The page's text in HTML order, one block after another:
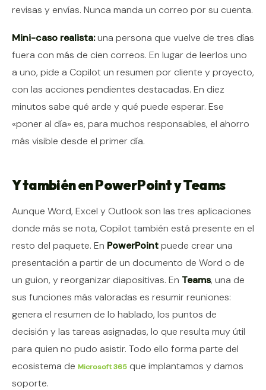
revisas y envías. Nunca manda un correo por su cuenta.
Mini-caso realista:una persona que vuelve de tres días
fuera con más de cien correos. En lugar de leerlos uno
a uno, pide a Copilot un resumen por cliente y proyecto,
con las acciones pendientes destacadas. En diez
minutos sabe qué arde y qué puede esperar. Ese
«poner al día» es, para muchos responsables, el ahorro
más visible desde el primer día.
Y también en PowerPoint y Teams
Aunque Word, Excel y Outlook son las tres aplicaciones
donde más se nota, Copilot también está presente en el
resto del paquete. En PowerPointpuede crear una
presentación a partir de un documento de Word o de
un guion, y reorganizar diapositivas. En Teams, una de
sus funciones más valoradas es resumir reuniones:
genera el resumen de lo hablado, los puntos de
decisión y las tareas asignadas, lo que resulta muy útil
para quien no pudo asistir. Todo ello forma parte del
ecosistema de Microsoft 365 que implantamos y damos
soporte.